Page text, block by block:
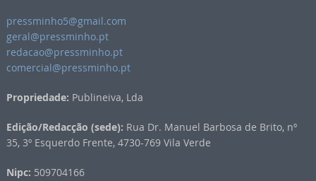
pressminho5@gmail.com
geral@pressminho.pt
redacao@pressminho.pt
comercial@pressminho.pt
Propriedade: Publineiva, Lda
Edição/Redacção (sede): Rua Dr. Manuel Barbosa de Brito, nº
35, 3º Esquerdo Frente, 4730-769 Vila Verde
Nipc: 509704166